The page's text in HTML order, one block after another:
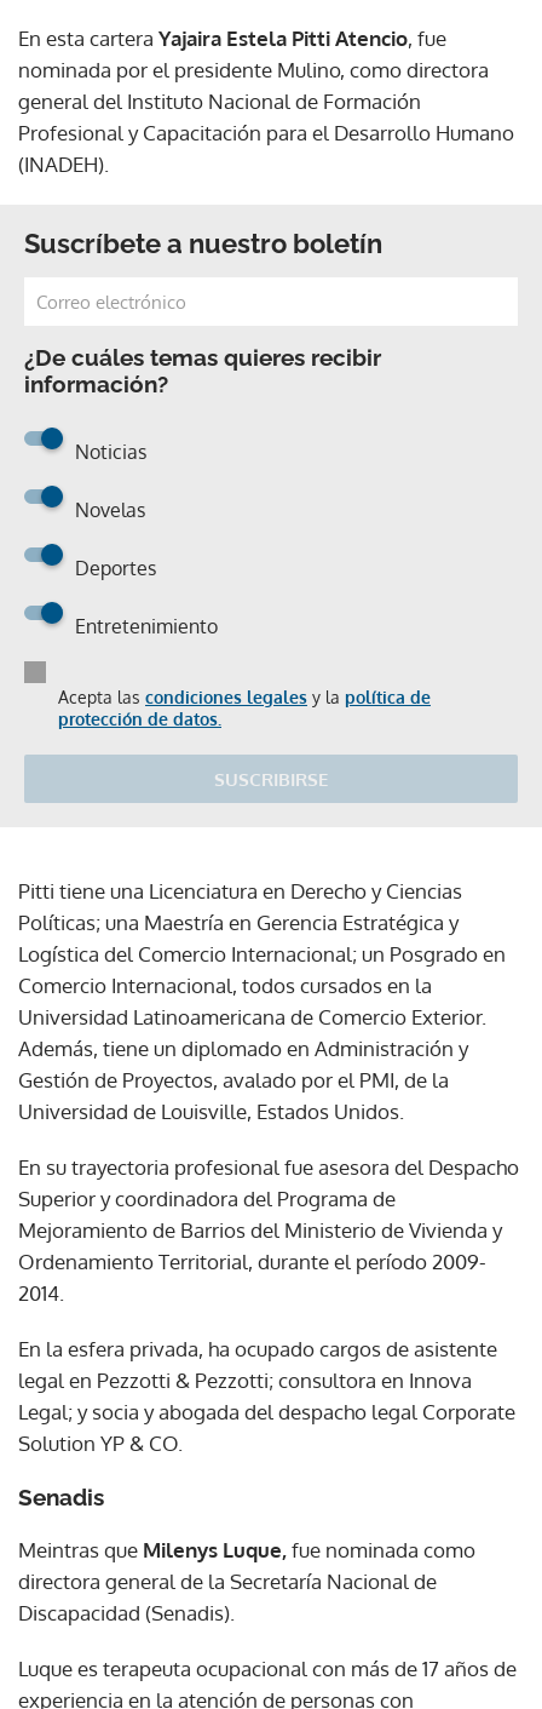
En esta cartera Yajaira Estela Pitti Atencio, fue
nominada por el presidente Mulino, como directora
general del Instituto Nacional de Formación
Profesional y Capacitación para el Desarrollo Humano
(INADEH).
Suscríbete a nuestro boletín
¿De cuáles temas quieres recibir
información?
Noticias
Novelas
Deportes
Entretenimiento
Acepta las condiciones legales y la política de
protección de datos.
SUSCRIBIRSE
Pitti tiene una Licenciatura en Derecho y Ciencias
Políticas; una Maestría en Gerencia Estratégica y
Logística del Comercio Internacional; un Posgrado en
Comercio Internacional, todos cursados en la
Universidad Latinoamericana de Comercio Exterior.
Además, tiene un diplomado en Administración y
Gestión de Proyectos, avalado por el PMI, de la
Universidad de Louisville, Estados Unidos.
En su trayectoria profesional fue asesora del Despacho
Superior y coordinadora del Programa de
Mejoramiento de Barrios del Ministerio de Vivienda y
Ordenamiento Territorial, durante el período 2009-
2014.
En la esfera privada, ha ocupado cargos de asistente
legal en Pezzotti & Pezzotti; consultora en Innova
Legal; y socia y abogada del despacho legal Corporate
Solution YP & CO.
Senadis
Meintras que Milenys Luque,fue nominada como
directora general de la Secretaría Nacional de
Discapacidad (Senadis).
Luque es terapeuta ocupacional con más de 17 años de
experiencia en la atención de personas con